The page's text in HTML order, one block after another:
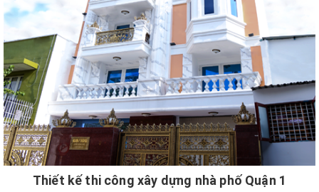
Thiết kế thi công xây dựng nhà phố Quận 1